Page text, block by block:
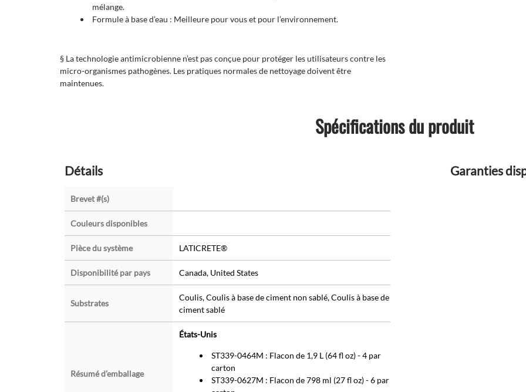
mélange.
Formule à base d’eau : Meilleure pour vous et pour l’environnement.
§ La technologie antimicrobienne n’est pas conçue pour protéger les utilisateurs contre les
micro-organismes pathogènes. Les pratiques normales de nettoyage doivent être
maintenues.
Spécifications du produit
Détails
Brevet #(s)
Couleurs disponibles
Pièce du système LATICRETE®
Disponibilité par pays Canada, United States
Substrates
Coulis, Coulis à base de ciment non sablé, Coulis à base de
ciment sablé
Résumé d’emballage
États-Unis
ST339-0464M : Flacon de 1,9 L (64 fl oz) - 4 par
carton
ST339-0627M : Flacon de 798 ml (27 fl oz) - 6 par
Garanties